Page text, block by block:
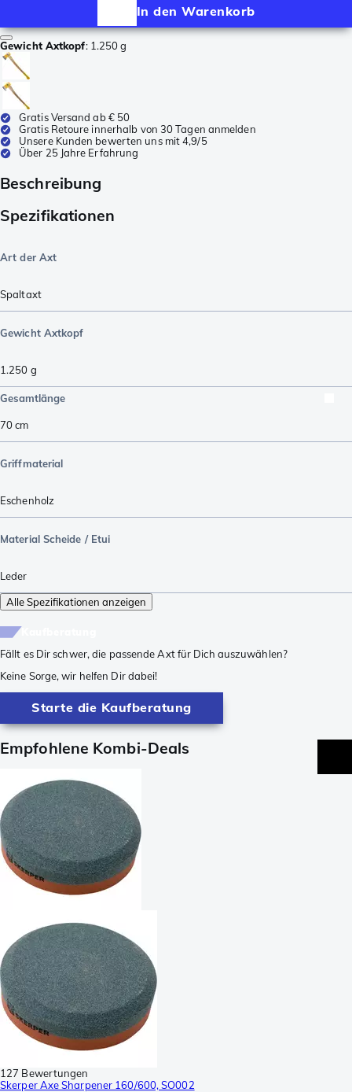
In den Warenkorb
Gewicht Axtkopf: 1.250 g
Gratis Versand ab € 50
Gratis Retoure innerhalb von 30 Tagen anmelden
Unsere Kunden bewerten uns mit 4,9/5
Über 25 Jahre Erfahrung
Beschreibung
Spezifikationen
Art der Axt
Spaltaxt
Gewicht Axtkopf
1.250 g
Gesamtlänge
70cm
Griffmaterial
Eschenholz
Material Scheide / Etui
Leder
Alle Spezifikationen anzeigen
Fällt es Dir schwer, die passende Axt für Dich auszuwählen?
Keine Sorge, wir helfen Dir dabei!
Starte die Kaufberatung
Empfohlene Kombi-Deals
127 Bewertungen
Skerper Axe Sharpener 160/600, SO002